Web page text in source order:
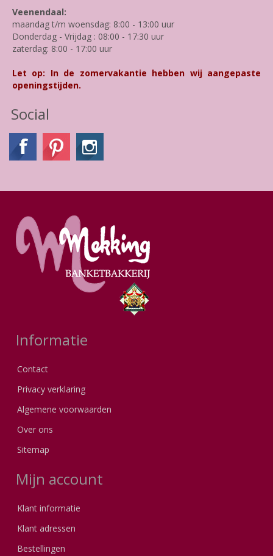
Veenendaal:
maandag t/m woensdag: 8:00 - 13:00 uur
Donderdag - Vrijdag : 08:00 - 17:30 uur
zaterdag: 8:00 - 17:00 uur
Let op: In de zomervakantie hebben wij aangepaste
openingstijden.
Social
Informatie
Contact
Privacy verklaring
Algemene voorwaarden
Over ons
Sitemap
Mijn account
Klant informatie
Klant adressen
Bestellingen